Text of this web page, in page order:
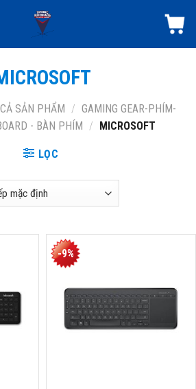
SẢN PHẨM / GAMING GEAR-PHÍM-
- BÀN PHÍM / MICROSOFT
LỌC
-9%